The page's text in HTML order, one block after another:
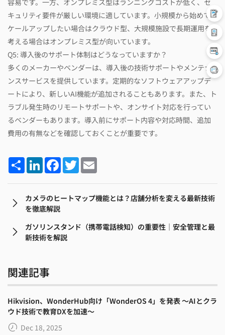
キュリティ要件が厳しい環境に適しています。小規模から始めてス
ケールアップしたい場合はクラウド型、大規模施設で長期運用を
考える場合はオンプレミス型が向いています。
Q5: 導入後のサポート体制はどうなっていますか？
多くのメーカーやベンダーは、導入後の技術サポートやメンテナ
ンスサービスを提供しています。定期的なソフトウェアアップデ
ートにより、新しいAI機能が追加されることもあります。また、ト
ラブル発生時のリモートサポートや、オンサイト対応を行ってい
るベンダーもあります。導入前にサポート内容や対応時間、追加
費用の有無などを確認しておくことが重要です。
ShareLinkedInFacebook
Twitter
カメラのヒートマップ機能とは？店舗分析を変える最新技術
を徹底解説
ガソリンスタンド（携帯電話検知）の重要性｜安全管理と最
新技術を解説
関連記事
Hikvision、WonderHub向け「WonderOS 4」を発表 ～AIとクラ
ウド技術で教育DXを加速～
Dec 18, 2025